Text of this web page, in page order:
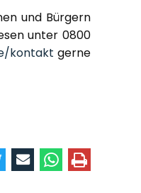
und Bürgern
unter 0800
kontakt gerne